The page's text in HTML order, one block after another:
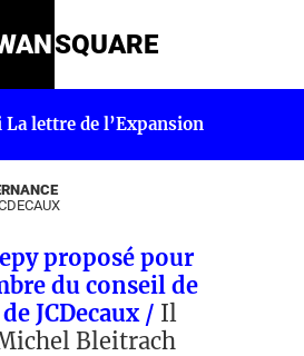
SQUARE
La lettre de l’Expansion
proposé pour
du conseil de
JCDecaux / Il
Bleitrach